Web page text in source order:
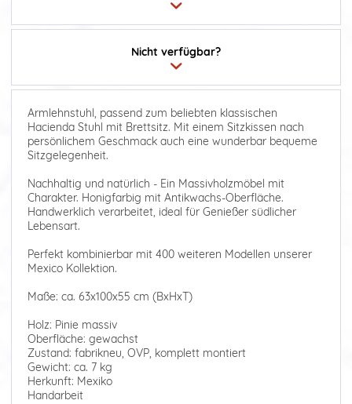
Nicht verfügbar?
Armlehnstuhl, passend zum beliebten klassischen
Hacienda Stuhl mit Brettsitz. Mit einem Sitzkissen nach
persönlichem Geschmack auch eine wunderbar bequeme
Sitzgelegenheit.
Nachhaltig und natürlich - Ein Massivholzmöbel mit
Charakter. Honigfarbig mit Antikwachs-Oberfläche.
Handwerklich verarbeitet, ideal für Genießer südlicher
Lebensart.
Perfekt kombinierbar mit 400 weiteren Modellen unserer
Mexico Kollektion.
Maße: ca. 63x100x55 cm (BxHxT)
Holz: Pinie massiv
Oberfläche: gewachst
Zustand: fabrikneu, OVP, komplett montiert
Gewicht: ca. 7 kg
Herkunft: Mexiko
Handarbeit